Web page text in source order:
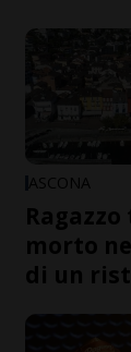
ASCONA
morto
di un